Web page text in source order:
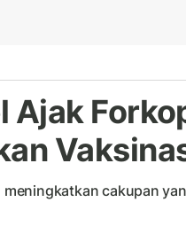
Ajak
cakupan